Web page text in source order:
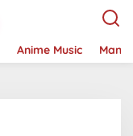
Anime Music